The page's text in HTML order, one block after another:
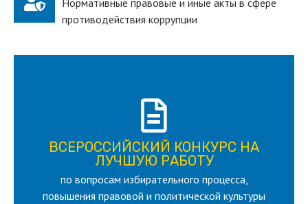
Нормативные правовые и иные акты в сфере
противодействия коррупции
ВСЕРОССИЙСКИЙ КОНКУРС НА
ЛУЧШУЮ РАБОТУ
по вопросам избирательного процесса,
повышения правовой и политической культуры
ВСЕРОССИЙСКИЙ КОНКУРС НА
ЛУЧШУЮ РАБОТУ
для лица старше 18 и моложе 35 лет
ПОДРОБНЕЕ